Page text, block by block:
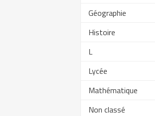
Géographie
Histoire
L
Lycée
Mathématique
Non classé